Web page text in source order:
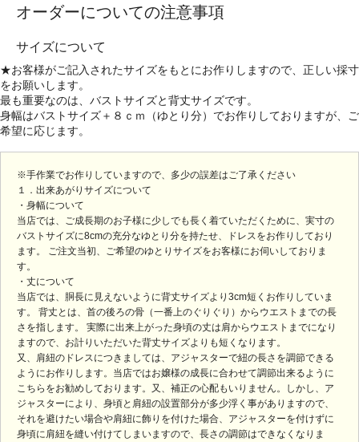
オーダーについての注意事項
サイズについて
★お客様がご記入されたサイズをもとにお作りしますので、正しい採寸
をお願いします。
最も重要なのは、バストサイズと背丈サイズです。
身幅はバストサイズ＋８ｃｍ（ゆとり分）でお作りしておりますが、ご
希望に応じます。
※手作業でお作りしていますので、多少の誤差はご了承ください
１．出来あがりサイズについて
・身幅について
当店では、ご成長期のお子様に少しでも長く着ていただくために、実寸の
バストサイズに8cmの充分なゆとり分を持たせ、ドレスをお作りしており
ます。 ご注文当初、ご希望のゆとりサイズをお客様にお伺いしておりま
す。
・丈について
当店では、胴長に見えないように背丈サイズより3cm短くお作りしていま
す。 背丈とは、首の後ろの骨（一番上のぐりぐり）からウエストまでの長
さを指します。 実際に出来上がった身頃の丈は肩からウエストまでになり
ますので、お計りいただいた背丈サイズよりも短くなります。
又、肩紐のドレスにつきましては、アジャスターで紐の長さを調節できる
ようにお作りします。当店ではお嬢様の成長に合わせて調節出来るように
こちらをお勧めしております。又、補正の心配もいりません。しかし、ア
ジャスターにより、身頃と肩紐の設置部分が多少浮く事がありますので、
それを避けたい場合や肩紐に飾りを付けた場合、アジャスターを付けずに
身頃に肩紐を縫い付けてしまいますので、長さの調節はできなくなりま